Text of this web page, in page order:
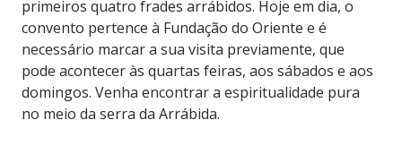
primeiros quatro frades arrábidos. Hoje em dia, o
convento pertence à Fundação do Oriente e é
necessário marcar a sua visita previamente, que
pode acontecer às quartas feiras, aos sábados e aos
domingos. Venha encontrar a espiritualidade pura
no meio da serra da Arrábida.